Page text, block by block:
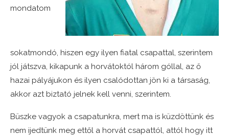
mondatom
sokatmondó, hiszen egy ilyen fiatal csapattal, szerintem
jól játszva, kikapunk a horvátoktól három góllal, az ő
hazai pályájukon és ilyen csalódottan jön ki a társaság,
akkor azt biztató jelnek kell venni, szerintem.
Büszke vagyok a csapatunkra, mert ma is küzdöttünk és
nem ijedtünk meg ettől a horvát csapattól, attól hogy itt